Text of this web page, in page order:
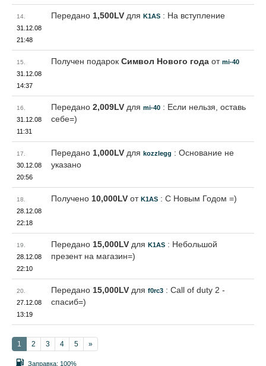
14.
31.12.08
21:48
Передано 1,500LV для K1AS : На вступление
15.
31.12.08
14:37
Получен подарок Символ Нового года от mi-40
16.
31.12.08
11:31
Передано 2,009LV для mi-40 : Если нельзя, оставь
себе=)
17.
30.12.08
20:56
Передано 1,000LV для kozzlegg : Основание не
указано
18.
28.12.08
22:18
Получено 10,000LV от K1AS : С Новым Годом =)
19.
28.12.08
22:10
Передано 15,000LV для K1AS : Небольшой
презент на магазин=)
20.
27.12.08
13:19
Передано 15,000LV для f0rc3 : Call of duty 2 -
спасиб=)
1 2 3 4 5 »
Заправка: 100%